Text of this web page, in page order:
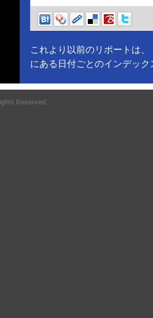
これより以前のリポートは、
にある日付ごとのインデッ
Reserved.